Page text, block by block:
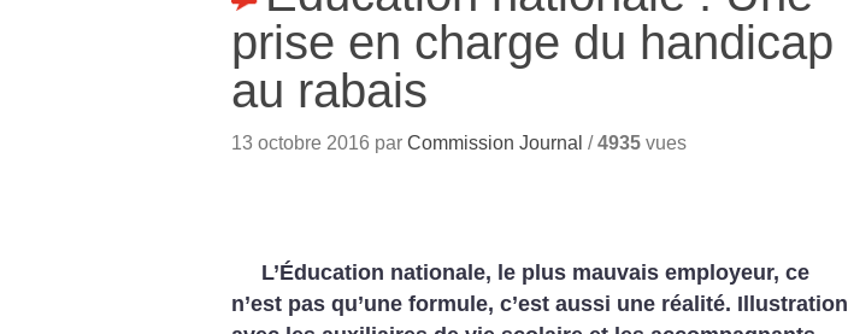
prise en charge du handicap
au rabais
13 octobre 2016 par Commission Journal /4935 vues
L’Éducation nationale, le plus mauvais employeur, ce
n’est pas qu’une formule, c’est aussi une réalité. Illustration